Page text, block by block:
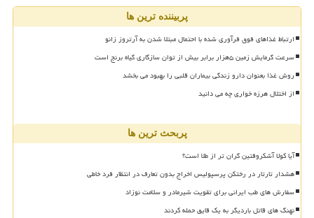
پربیننده ترین ها
ارتباط غذاهای فوق فرآوری شده با احتمال مبتلا شدن به آرتروز زانو
سرعت گرمایش زمین ۵هزار برابر بیش از توان سازگاری گیاه برنج است
روش غذا بعنوان دارو زندگی بیماران قلبی را بهبود می بخشد
از اختلال هرزه خواری چه می دانید
پربحث ترین ها
آیا کولا آشکروفتین گران تر از طلا است؟
هشدار تارتار در رختکن پرسپولیس اخراج بدون تعارف در انتظار فرد خاطی
سفارش های طب ایرانی برای تقویت شیرمادر و سلامت نوزاد
نهنگ های قاتل باردیگر به یک قایق حمله کردند